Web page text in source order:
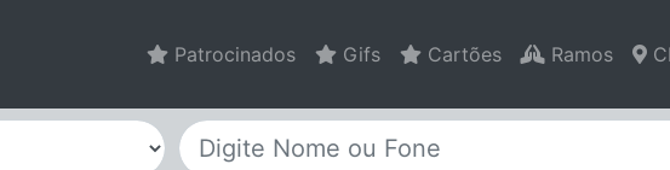
Patrocinados Gifs Cartões Ramos